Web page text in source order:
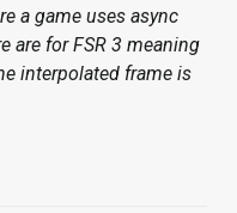
a game uses async
are for FSR 3 meaning
interpolated frame is